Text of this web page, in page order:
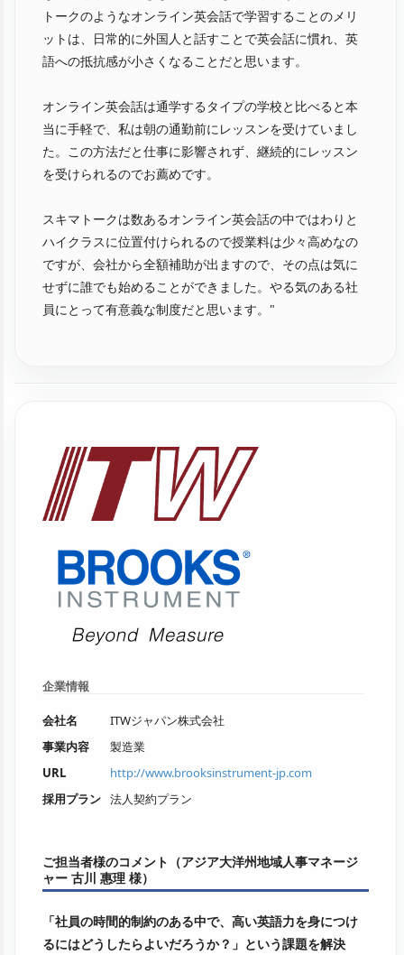
トークのようなオンライン英会話で学習することのメリ
ットは、日常的に外国人と話すことで英会話に慣れ、英
語への抵抗感が小さくなることだと思います。
オンライン英会話は通学するタイプの学校と比べると本
当に手軽で、私は朝の通勤前にレッスンを受けていまし
た。この方法だと仕事に影響されず、継続的にレッスン
を受けられるのでお薦めです。
スキマトークは数あるオンライン英会話の中ではわりと
ハイクラスに位置付けられるので授業料は少々高めなの
ですが、会社から全額補助が出ますので、その点は気に
せずに誰でも始めることができました。やる気のある社
員にとって有意義な制度だと思います。"
企業情報
会社名
ITWジャパン株式会社
事業内容
製造業
URL
http://www.brooksinstrument-jp.com
採用プラン 法人契約プラン
ご担当者様のコメント（アジア大洋州地域人事マネージ
ャー 古川 惠理 様）
「社員の時間的制約のある中で、高い英語力を身につけ
るにはどうしたらよいだろうか？」という課題を解決